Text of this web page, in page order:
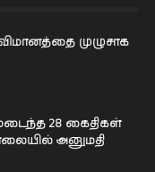
முழுசாக
28 கைதிகள்
அனுமதி